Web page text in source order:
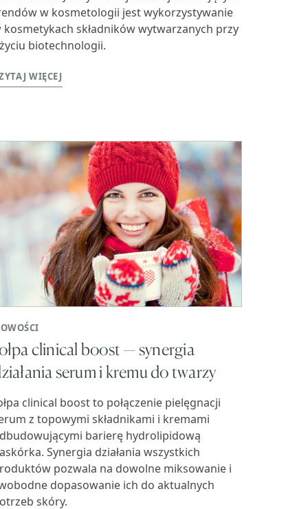
w kosmetologii jest wykorzystywanie
kosmetykach składników wytwarzanych przy
biotechnologii.
WIĘCEJ
clinical boost — synergia
serum i kremu do twarzy
clinical boost to połączenie pielęgnacji
z topowymi składnikami i kremami
barierę hydrolipidową
Synergia działania wszystkich
pozwala na dowolne miksowanie i
dopasowanie ich do aktualnych
skóry.